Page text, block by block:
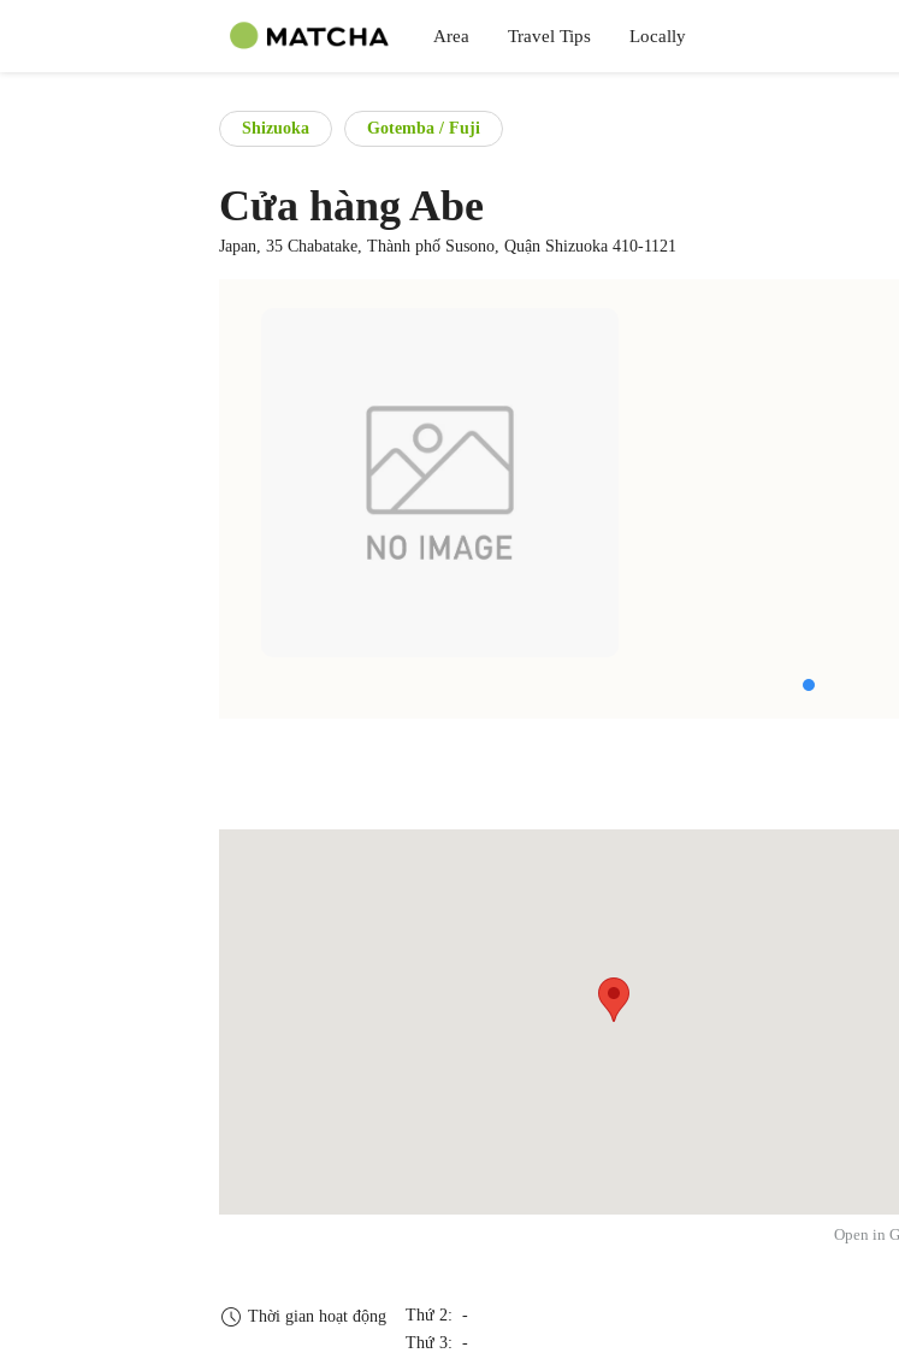
Area Travel Tips Locally
Shizuoka Gotemba / Fuji
Cửa hàng Abe
Japan, 35 Chabatake, Thành phố Susono, Quận Shizuoka 410-1121
Open in
Thời gian hoạt động
Thứ 2: -
Thứ 3: -